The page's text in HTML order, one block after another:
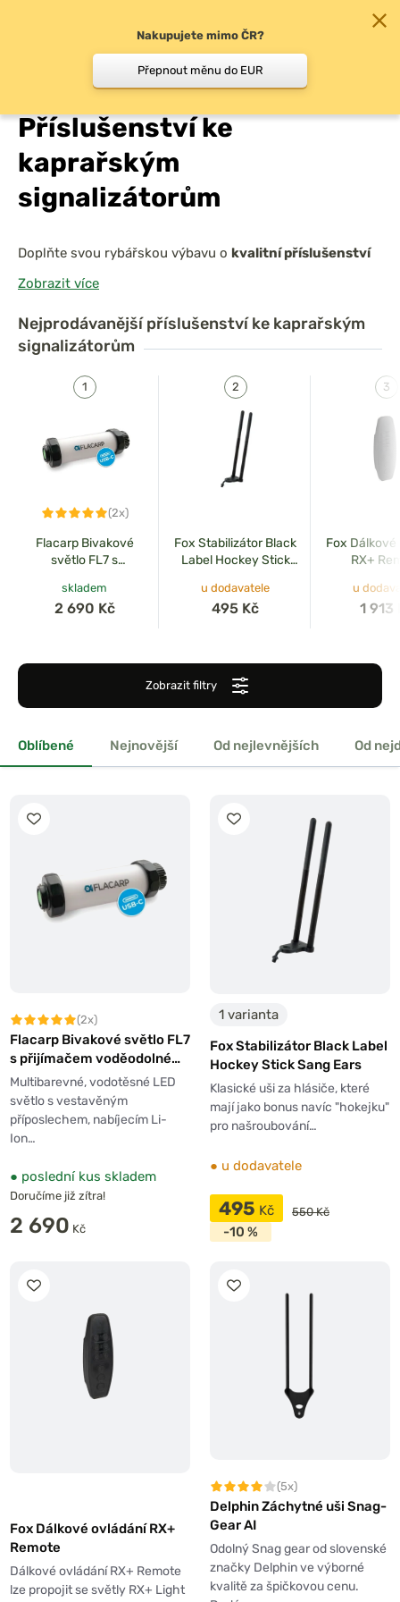
Druh rybolovu
Příslušenství ke
kaprařským
signalizátorům
Doplňte svou rybářskou výbavu o kvalitní příslušenství
ke kaprařským signalizátorům
praktická pouzdra, záchytné uši pro pevné uchycení
prutu a USB nabíječky s bateriemi pro nepřetržitý
provoz
Zobrazit více
Nejprodávanějšípříslušenství ke kaprařským
signalizátorům
(2x)
Flacarp Bivakové
světlo FL7 s
voděodolné USB-C
skladem
2 690 Kč
Fox Stabilizátor Black
Label Hockey Stick
u dodavatele
495 Kč
Fox
RX+
u
1 913
Zobrazit filtry
Oblíbené Nejnovější Od nejlevnějších Od
(2x)
Flacarp Bivakové světlo FL7
s přijímačem voděodolné
USB-C
Multibarevné, vodotěsné LED
světlo s vestavěným
příposlechem, nabíjecím Li-
Ion…
● poslední kus skladem
Doručíme již zítra!
2 690 Kč
1 varianta
Fox Stabilizátor Black Label
Hockey Stick Sang Ears
Klasické uši za hlásiče, které
mají jako bonus navíc "hokejku"
pro našroubování…
● u dodavatele
495 Kč 550 Kč
-10 %
Fox Dálkové ovládání RX+
Remote
Dálkové ovládání RX+ Remote
lze propojit se světly RX+ Light
(5x)
Delphin Záchytné uši Snag-
Gear AI
Odolný Snag gear od slovenské
značky Delphin ve výborné
kvalitě za špičkovou cenu.
Nakupujete mimo ČR?
Přepnout měnu do EUR